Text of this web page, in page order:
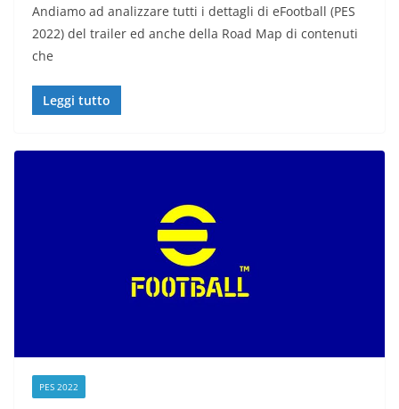
Andiamo ad analizzare tutti i dettagli di eFootball (PES
2022) del trailer ed anche della Road Map di contenuti
che
Leggi tutto
PES 2022